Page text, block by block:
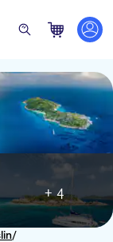
/
+ 4